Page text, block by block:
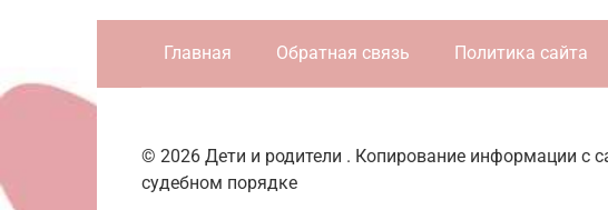
Главная Обратная связь Политика сайта
© 2026 Дети и родители . Копирование информации с
судебном порядке